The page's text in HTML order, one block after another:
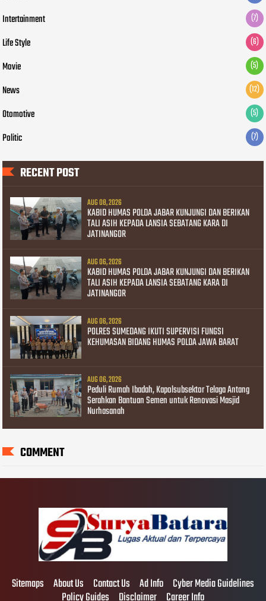
Intertainment (7)
Life Style (6)
Movie (5)
News (12)
Otomotive (5)
Politic (7)
RECENT POST
AUG 08, 2026
KABID HUMAS POLDA JABAR KUNJUNGI DAN BERIKAN
TALI ASIH KEPADA LANSIA SEBATANG KARA DI
JATINANGOR
AUG 06, 2026
KABID HUMAS POLDA JABAR KUNJUNGI DAN BERIKAN
TALI ASIH KEPADA LANSIA SEBATANG KARA DI
JATINANGOR
AUG 06, 2026
POLRES SUMEDANG IKUTI SUPERVISI FUNGSI
KEHUMASAN BIDANG HUMAS POLDA JAWA BARAT
AUG 06, 2026
Peduli Rumah Ibadah, Kapolsubsektor Telaga Antang
Serahkan Bantuan Semen untuk Renovasi Masjid
Nurhasanah
COMMENT
Sitemaps About Us Contact Us Ad Info Cyber Media Guidelines